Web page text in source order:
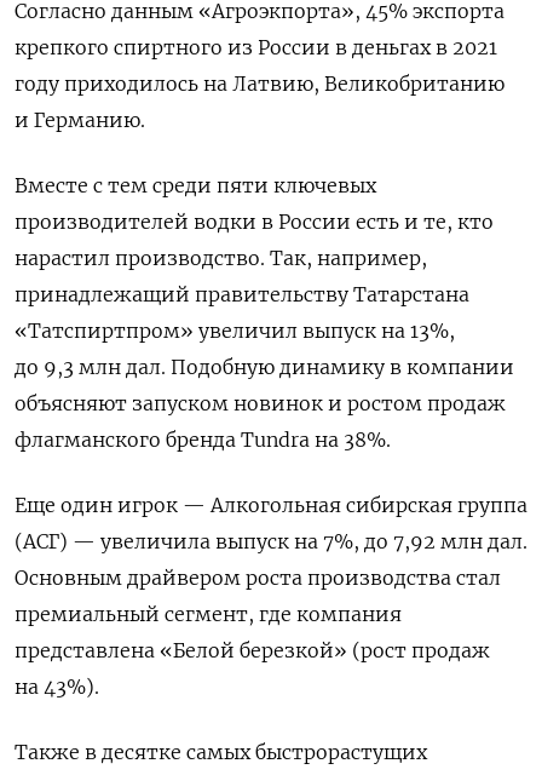
Согласно данным «Агроэкпорта», 45% экспорта
крепкого спиртного из России в деньгах в 2021
году приходилось на Латвию, Великобританию
и Германию.
Вместе с тем среди пяти ключевых
производителей водки в России есть и те, кто
нарастил производство. Так, например,
принадлежащий правительству Татарстана
«Татспиртпром» увеличил выпуск на 13%,
до 9,3 млн дал. Подобную динамику в компании
объясняют запуском новинок и ростом продаж
флагманского бренда Tundra на 38%.
Еще один игрок — Алкогольная сибирская группа
(АСГ) — увеличила выпуск на 7%, до 7,92 млн дал.
Основным драйвером роста производства стал
премиальный сегмент, где компания
представлена «Белой березкой» (рост продаж
на 43%).
Также в десятке самых быстрорастущих